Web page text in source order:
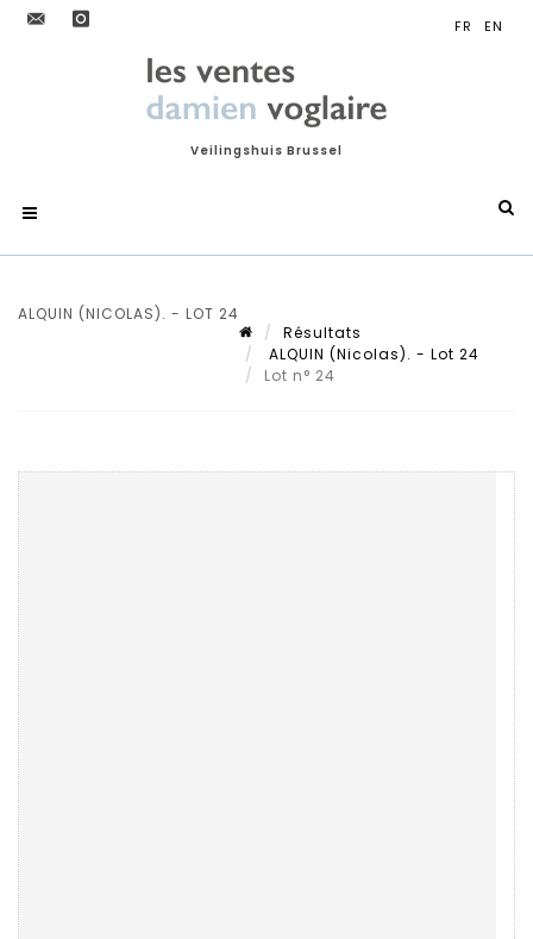
Veilingshuis Brussel
ALQUIN (NICOLAS). - LOT 24
Résultats
ALQUIN (Nicolas). - Lot 24
Lot n° 24